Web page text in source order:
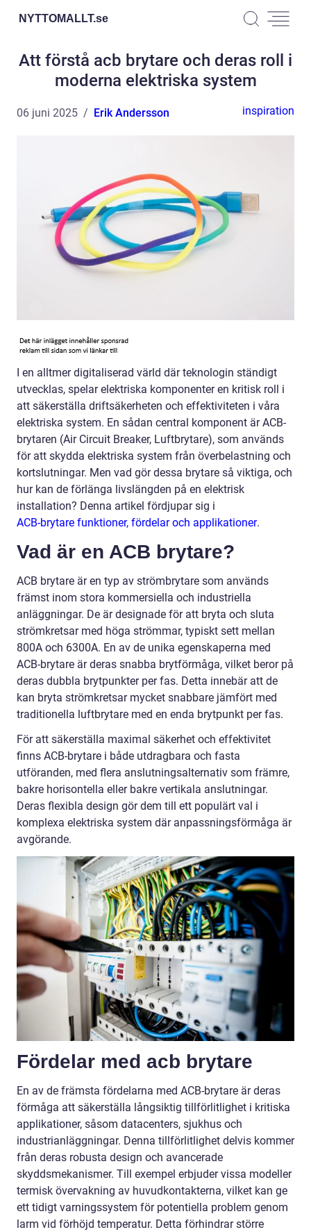
NYTTOMALLT.se
Att förstå acb brytare och deras roll i
moderna elektriska system
06 juni 2025 Erik Andersson inspiration
I en alltmer digitaliserad värld där teknologin ständigt
utvecklas, spelar elektriska komponenter en kritisk roll i
att säkerställa driftsäkerheten och effektiviteten i våra
elektriska system. En sådan central komponent är ACB-
brytaren (Air Circuit Breaker, Luftbrytare), som används
för att skydda elektriska system från överbelastning och
kortslutningar. Men vad gör dessa brytare så viktiga, och
hur kan de förlänga livslängden på en elektrisk
installation? Denna artikel fördjupar sig i
ACB-brytare funktioner, fördelar och applikationer.
Vad är en ACB brytare?
ACB brytare är en typ av strömbrytare som används
främst inom stora kommersiella och industriella
anläggningar. De är designade för att bryta och sluta
strömkretsar med höga strömmar, typiskt sett mellan
800A och 6300A. En av de unika egenskaperna med
ACB-brytare är deras snabba brytförmåga, vilket beror på
deras dubbla brytpunkter per fas. Detta innebär att de
kan bryta strömkretsar mycket snabbare jämfört med
traditionella luftbrytare med en enda brytpunkt per fas.
För att säkerställa maximal säkerhet och effektivitet
finns ACB-brytare i både utdragbara och fasta
utföranden, med flera anslutningsalternativ som främre,
bakre horisontella eller bakre vertikala anslutningar.
Deras flexibla design gör dem till ett populärt val i
komplexa elektriska system där anpassningsförmåga är
avgörande.
Fördelar med acb brytare
En av de främsta fördelarna med ACB-brytare är deras
förmåga att säkerställa långsiktig tillförlitlighet i kritiska
applikationer, såsom datacenters, sjukhus och
industrianläggningar. Denna tillförlitlighet delvis kommer
från deras robusta design och avancerade
skyddsmekanismer. Till exempel erbjuder vissa modeller
termisk övervakning av huvudkontakterna, vilket kan ge
ett tidigt varningssystem för potentiella problem genom
larm vid förhöjd temperatur. Detta förhindrar större